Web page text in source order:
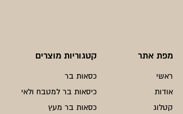
מפת אתר
ראשי
אודות
קטלוג
קטגוריות מוצרים
כסאות בר
כיסאות בר למטבח ולאי
כסאות בר מעץ